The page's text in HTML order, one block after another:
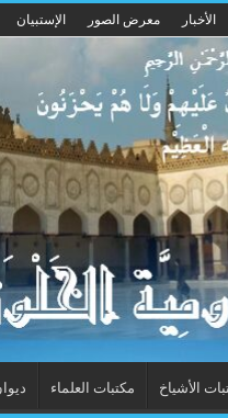
الأخبار معرض الصور الإستبيان
الأشياخ مكتبات العلماء